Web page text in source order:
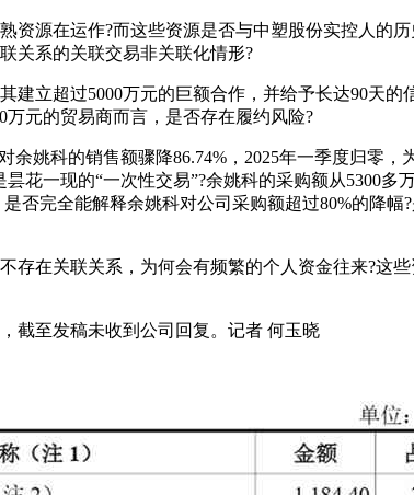
源在运作?而这些资源是否与中塑股份实控人的
关系的关联交易非关联化情形?
立超过5000万元的巨额合作，并给予长达90天
元的贸易商而言，是否存在履约风险?
姚科的销售额骤降86.74%，2025年一季度归零，
花一现的“一次性交易”?余姚科的采购额从5300多
否完全能解释余姚科对公司采购额超过80%的降幅
在关联关系，为何会有频繁的个人资金往来?这
截至发稿未收到公司回复。记者 何玉晓